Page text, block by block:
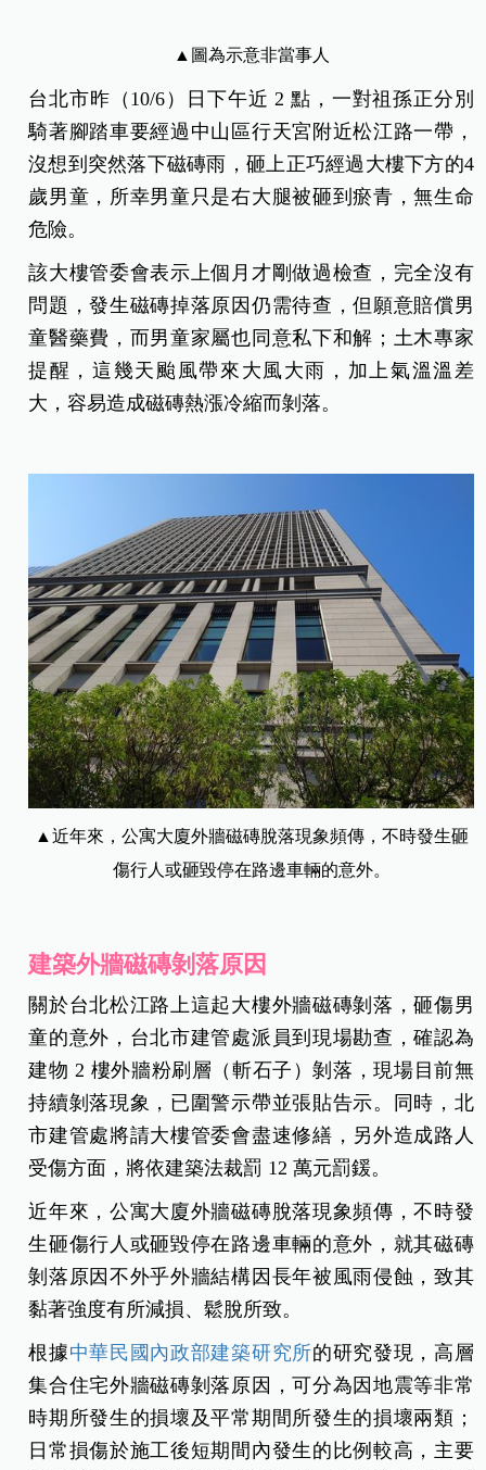
▲圖為示意非當事人
台北市昨（10/6）日下午近 2 點，一對祖孫正分別
騎著腳踏車要經過中山區行天宮附近松江路一帶，
沒想到突然落下磁磚雨，砸上正巧經過大樓下方的4
歲男童，所幸男童只是右大腿被砸到瘀青，無生命
危險。
該大樓管委會表示上個月才剛做過檢查，完全沒有
問題，發生磁磚掉落原因仍需待查，但願意賠償男
童醫藥費，而男童家屬也同意私下和解；土木專家
提醒，這幾天颱風帶來大風大雨，加上氣溫溫差
大，容易造成磁磚熱漲冷縮而剝落。
▲近年來，公寓大廈外牆磁磚脫落現象頻傳，不時發生砸
傷行人或砸毀停在路邊車輛的意外。
建築外牆磁磚剝落原因
關於台北松江路上這起大樓外牆磁磚剝落，砸傷男
童的意外，台北市建管處派員到現場勘查，確認為
建物 2 樓外牆粉刷層（斬石子）剝落，現場目前無
持續剝落現象，已圍警示帶並張貼告示。同時，北
市建管處將請大樓管委會盡速修繕，另外造成路人
受傷方面，將依建築法裁罰 12 萬元罰鍰。
近年來，公寓大廈外牆磁磚脫落現象頻傳，不時發
生砸傷行人或砸毀停在路邊車輛的意外，就其磁磚
剝落原因不外乎外牆結構因長年被風雨侵蝕，致其
黏著強度有所減損、鬆脫所致。
根據中華民國內政部建築研究所的研究發現，高層
集合住宅外牆磁磚剝落原因，可分為因地震等非常
時期所發生的損壞及平常期間所發生的損壞兩類；
日常損傷於施工後短期間內發生的比例較高，主要